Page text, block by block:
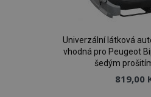
Univerzální látková
vhodná pro Peugeot
šedým
819,00